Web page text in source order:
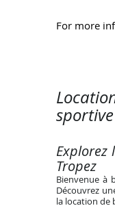
For more
Explorez
Tropez
Bienvenue à
Découvrez
la location de